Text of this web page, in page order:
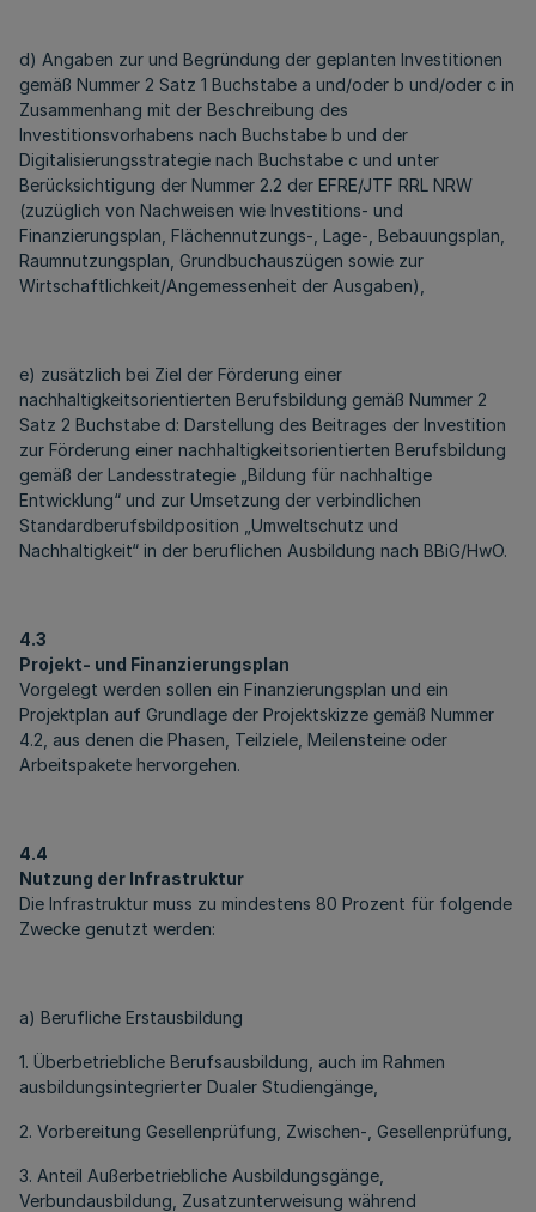
d) Angaben zur und Begründung der geplanten Investitionen
gemäß Nummer 2 Satz 1 Buchstabe a und/oder b und/oder c in
Zusammenhang mit der Beschreibung des
Investitionsvorhabens nach Buchstabe b und der
Digitalisierungsstrategie nach Buchstabe c und unter
Berücksichtigung der Nummer 2.2 der EFRE/JTF RRL NRW
(zuzüglich von Nachweisen wie Investitions- und
Finanzierungsplan, Flächennutzungs-, Lage-, Bebauungsplan,
Raumnutzungsplan, Grundbuchauszügen sowie zur
Wirtschaftlichkeit/Angemessenheit der Ausgaben),
e) zusätzlich bei Ziel der Förderung einer
nachhaltigkeitsorientierten Berufsbildung gemäß Nummer 2
Satz 2 Buchstabe d: Darstellung des Beitrages der Investition
zur Förderung einer nachhaltigkeitsorientierten Berufsbildung
gemäß der Landesstrategie „Bildung für nachhaltige
Entwicklung“ und zur Umsetzung der verbindlichen
Standardberufsbildposition „Umweltschutz und
Nachhaltigkeit“ in der beruflichen Ausbildung nach BBiG/HwO.
4.3
Projekt- und Finanzierungsplan
Vorgelegt werden sollen ein Finanzierungsplan und ein
Projektplan auf Grundlage der Projektskizze gemäß Nummer
4.2, aus denen die Phasen, Teilziele, Meilensteine oder
Arbeitspakete hervorgehen.
4.4
Nutzung der Infrastruktur
Die Infrastruktur muss zu mindestens 80 Prozent für folgende
Zwecke genutzt werden:
a) Berufliche Erstausbildung
1. Überbetriebliche Berufsausbildung, auch im Rahmen
ausbildungsintegrierter Dualer Studiengänge,
2. Vorbereitung Gesellenprüfung, Zwischen-, Gesellenprüfung,
3. Anteil Außerbetriebliche Ausbildungsgänge,
Verbundausbildung, Zusatzunterweisung während